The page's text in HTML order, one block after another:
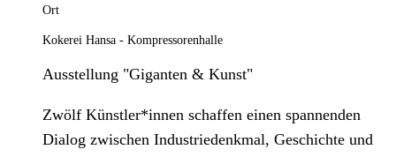
Ort
Kokerei Hansa - Kompressorenhalle
Ausstellung "Giganten & Kunst"
Zwölf Künstler*innen schaffen einen spannenden
Dialog zwischen Industriedenkmal, Geschichte und